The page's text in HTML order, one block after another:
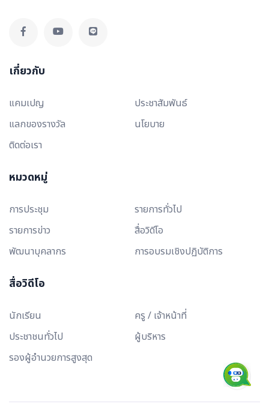
เกี่ยวกับ
แคมเปญ
ประชาสัมพันธ์
แลกของรางวัล
นโยบาย
ติดต่อเรา
หมวดหมู่
การประชุม
รายการทั่วไป
รายการข่าว
สื่อวิดีโอ
พัฒนาบุคลากร
การอบรมเชิงปฏิบัติการ
สื่อวิดีโอ
นักเรียน
ครู / เจ้าหน้าที่
ประชาชนทั่วไป
ผู้บริหาร
รองผู้อำนวยการสูงสุด